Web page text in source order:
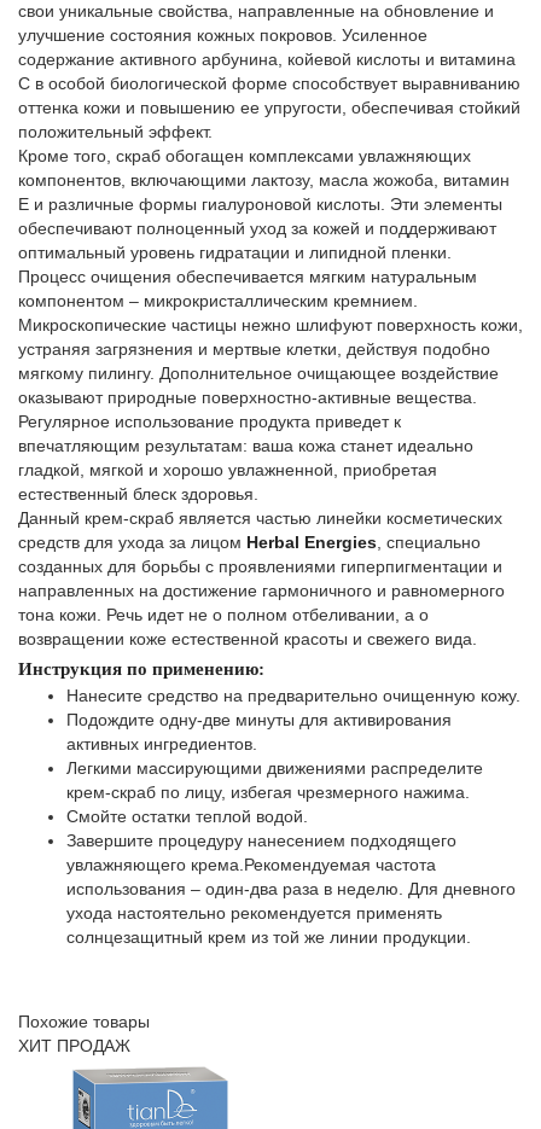
свои уникальные свойства, направленные на обновление и
улучшение состояния кожных покровов. Усиленное
содержание активного арбунина, койевой кислоты и витамина
С в особой биологической форме способствует выравниванию
оттенка кожи и повышению ее упругости, обеспечивая стойкий
положительный эффект.
Кроме того, скраб обогащен комплексами увлажняющих
компонентов, включающими лактозу, масла жожоба, витамин
Е и различные формы гиалуроновой кислоты. Эти элементы
обеспечивают полноценный уход за кожей и поддерживают
оптимальный уровень гидратации и липидной пленки.
Процесс очищения обеспечивается мягким натуральным
компонентом – микрокристаллическим кремнием.
Микроскопические частицы нежно шлифуют поверхность кожи,
устраняя загрязнения и мертвые клетки, действуя подобно
мягкому пилингу. Дополнительное очищающее воздействие
оказывают природные поверхностно-активные вещества.
Регулярное использование продукта приведет к
впечатляющим результатам: ваша кожа станет идеально
гладкой, мягкой и хорошо увлажненной, приобретая
естественный блеск здоровья.
Данный крем-скраб является частью линейки косметических
средств для ухода за лицом Herbal Energies , специально
созданных для борьбы с проявлениями гиперпигментации и
направленных на достижение гармоничного и равномерного
тона кожи. Речь идет не о полном отбеливании, а о
возвращении коже естественной красоты и свежего вида.
Инструкция по применению:
Нанесите средство на предварительно очищенную кожу.
Подождите одну-две минуты для активирования
активных ингредиентов.
Легкими массирующими движениями распределите
крем-скраб по лицу, избегая чрезмерного нажима.
Смойте остатки теплой водой.
Завершите процедуру нанесением подходящего
увлажняющего крема.Рекомендуемая частота
использования – один-два раза в неделю. Для дневного
ухода настоятельно рекомендуется применять
солнцезащитный крем из той же линии продукции.
Похожие товары
ХИТ ПРОДАЖ